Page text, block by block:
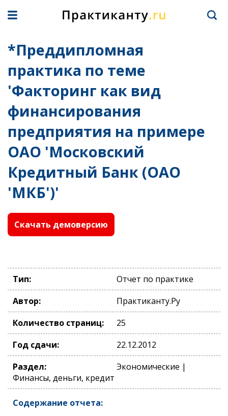
*Преддипломная
практика по теме
'Факторинг как вид
финансирования
предприятия на примере
ОАО 'Московский
Кредитный Банк (ОАО
'МКБ')'
Скачать демоверсию
Тип:
Отчет по практике
Автор:
Практиканту.Ру
Количество страниц:
25
Год сдачи:
22.12.2012
Раздел:
Экономические |
Финансы, деньги, кредит
Содержание отчета: